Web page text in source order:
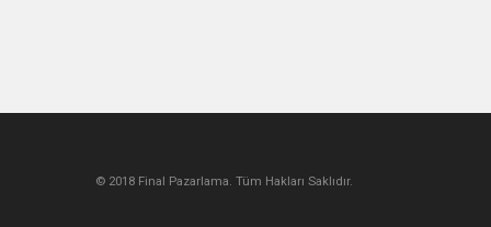
© 2018 Final Pazarlama. Tüm Hakları Saklıdır.